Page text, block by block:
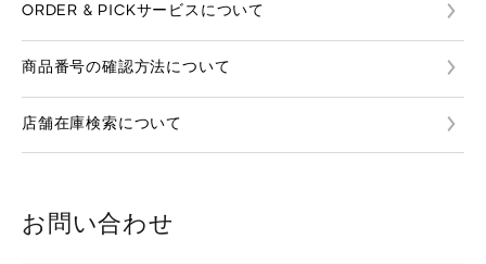
ORDER & PICKサービスについて
商品番号の確認方法について
店舗在庫検索について
お問い合わせ